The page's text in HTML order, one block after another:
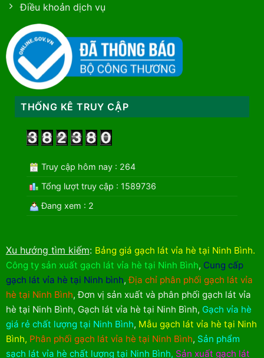
Điều khoản dịch vụ
THỐNG KÊ TRUY CẬP
Truy cập hôm nay : 264
Tổng lượt truy cập : 1589736
Đang xem : 2
Xu hướng tìm kiếm: Bảng giá gạch lát vỉa hè tại Ninh Bình.
Công ty sản xuất gạch lát vỉa hè tại Ninh Bình, Cung cấp
gạch lát vỉa hè tại Ninh bình,Địa chỉ phân phối gạch lát vỉa
hè tại Ninh Bình,Đơn vị sản xuất và phân phối gạch lát vỉa
hè tại Ninh Bình, Gạch lát vỉa hè tại Ninh Bình, Gạch vỉa hè
giá rẻ chất lượng tại Ninh Bình, Mẫu gạch lát vỉa hè tại Ninh
Bình, Phân phối gạch lát vỉa hè tại Ninh Bình, Sản phẩm
sạch lát vỉa hè chất lượng tại Ninh Bình, Sản xuất gạch lát